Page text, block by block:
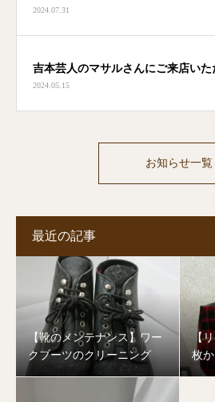
2024.07.31
吉本芸人のマサルさんにご来店いた
2024.05.15
お知らせ一覧
最近の記事
【靴のメンテナンス】ワー
クブーツのクリーニング
【
枚